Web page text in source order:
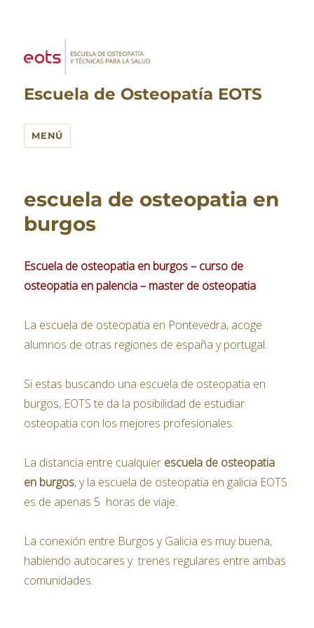
Escuela de Osteopatía EOTS
MENÚ
escuela de osteopatia en
burgos
Escuela de osteopatia en burgos – curso de
osteopatia en palencia – master de osteopatia
La escuela de osteopatia en Pontevedra, acoge
alumnos de otras regiones de españa y portugal.
Si estas buscando una escuela de osteopatia en
burgos, EOTS te da la posibilidad de estudiar
osteopatia con los mejores profesionales.
La distancia entre cualquier escuela de osteopatia
en burgos, y la escuela de osteopatia en galicia EOTS
es de apenas 5 horas de viaje.
La conexión entre Burgos y Galicia es muy buena,
habiendo autocares y trenes regulares entre ambas
comunidades.